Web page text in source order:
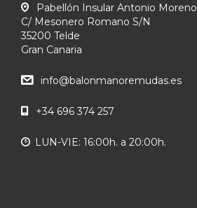
Pabellón Insular Antonio Moreno
C/ Mesonero Romano S/N
35200 Telde
Gran Canaria
info@balonmanoremudas.es
+34 696 374 257
LUN-VIE: 16:00h. a 20:00h.